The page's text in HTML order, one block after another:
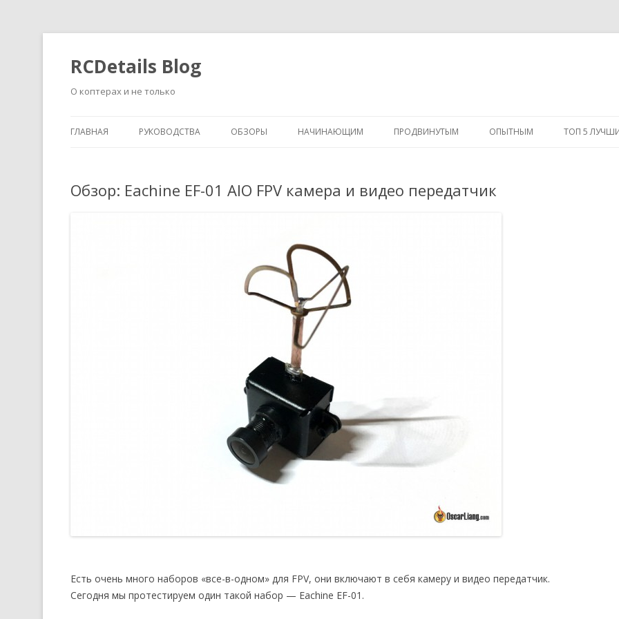
RCDetails Blog
О коптерах и не только
ГЛАВНАЯ РУКОВОДСТВА ОБЗОРЫ НАЧИНАЮЩИМ ПРОДВИНУТЫМ ОПЫТНЫМ ТОП 5
Обзор: Eachine EF-01 AIO FPV камера и видео передатчик
Есть очень много наборов «все-в-одном» для FPV, они включают в себя камеру и видео передатчик.
Сегодня мы протестируем один такой набор — Eachine EF-01.